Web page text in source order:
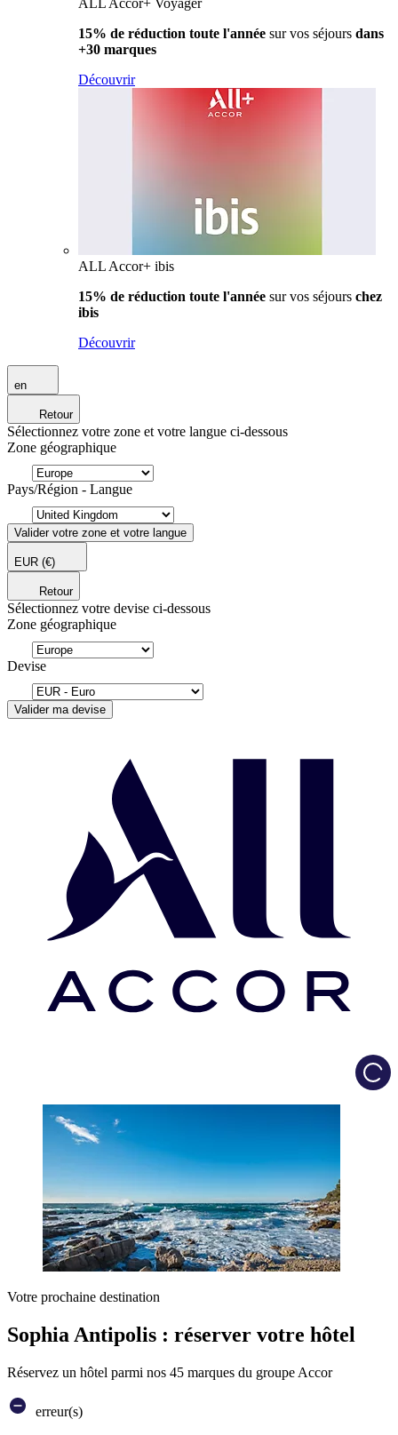
15% de réduction toute l'année sur vos séjours dans
+30 marques
Découvrir
ALL Accor+ ibis
15% de réduction toute l'année sur vos séjours chez
ibis
Découvrir
en
Retour
Sélectionnez votre zone et votre langue ci-dessous
Zone géographique
Pays/Région - Langue
Valider votre zone et votre langue
EUR (€)
Retour
Sélectionnez votre devise ci-dessous
Zone géographique
Devise
Valider ma devise
Votre prochaine destination
Sophia Antipolis : réserver votre hôtel
Réservez un hôtel parmi nos 45 marques du groupe Accor
erreur(s)